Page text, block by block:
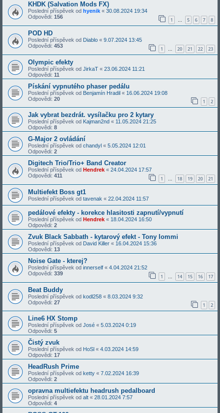
KHDK (Salvation Mods FX)
Poslední příspěvek od hyenik « 30.08.2024 19:34
Odpovědi: 156 1 … 5 6 7 8
POD HD
Poslední příspěvek od Diablo « 9.07.2024 13:45
Odpovědi: 453 1 … 20 21 22 23
Olympic efekty
Poslední příspěvek od JirkaT « 23.06.2024 11:21
Odpovědi: 11
Pískání vypnutého phaser pedálu
Poslední příspěvek od Benjamín Hradil « 16.06.2024 19:08
Odpovědi: 20 1 2
Jak vybrat bezdrát. vysílačku pro 2 kytary
Poslední příspěvek od Kajman2nd « 11.05.2024 21:25
Odpovědi: 8
G-Major 2 ovládání
Poslední příspěvek od chandyl « 5.05.2024 12:01
Odpovědi: 2
Digitech Trio/Trio+ Band Creator
Poslední příspěvek od Hendrek « 24.04.2024 17:57
Odpovědi: 411 1 … 18 19 20 21
Multiefekt Boss gt1
Poslední příspěvek od tavenak « 22.04.2024 11:57
pedálové efekty - korekce hlasitosti zapnutí/vypnutí
Poslední příspěvek od Hendrek « 18.04.2024 16:50
Odpovědi: 2
Zvuk Black Sabbath - kytarový efekt - Tony Iommi
Poslední příspěvek od David Killer « 16.04.2024 15:36
Odpovědi: 13
Noise Gate - kterej?
Poslední příspěvek od innerself « 4.04.2024 21:52
Odpovědi: 339 1 … 14 15 16 17
Beat Buddy
Poslední příspěvek od kodl258 « 8.03.2024 9:32
Odpovědi: 27 1 2
Line6 HX Stomp
Poslední příspěvek od José « 5.03.2024 0:19
Odpovědi: 5
Čistý zvuk
Poslední příspěvek od HoSl « 4.03.2024 14:59
Odpovědi: 17
HeadRush Prime
Poslední příspěvek od ketty « 7.02.2024 16:39
Odpovědi: 2
opravna multiefektu headrush pedalboard
Poslední příspěvek od alt « 28.01.2024 7:57
Odpovědi: 4